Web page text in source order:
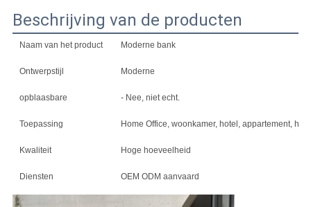
Beschrijving van de producten
Naam van het product Moderne bank
Ontwerpstijl Moderne
opblaasbare - Nee, niet echt.
Toepassing Home Office, woonkamer, hotel, appartement,
Kwaliteit Hoge hoeveelheid
Diensten OEM ODM aanvaard